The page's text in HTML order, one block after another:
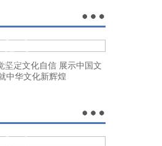
坚定文化自信 展示中国文
中华文化新辉煌